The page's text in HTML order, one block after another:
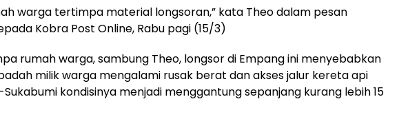
warga tertimpa material longsoran,” kata Theo dalam pesan
Kobra Post Online, Rabu pagi (15/3)
rumah warga, sambung Theo, longsor di Empang ini menyebabkan
milik warga mengalami rusak berat dan akses jalur kereta api
kondisinya menjadi menggantung sepanjang kurang lebih 15